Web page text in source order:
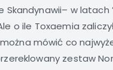
Skandynawii– w
o ile Toxaemia
mówić co
zestaw